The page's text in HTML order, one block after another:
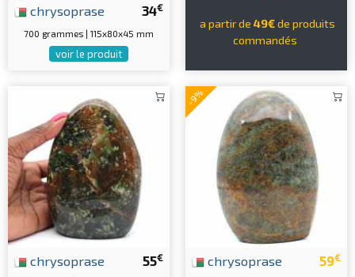
34€
chrysoprase
700 grammes | 115x80x45 mm
voir le produit
a partir de 49€de produits
commandés
55€
chrysoprase
-9%
59€
chrysoprase